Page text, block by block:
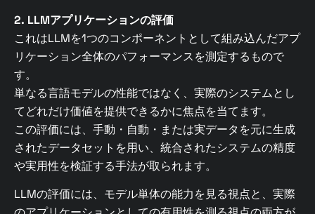
2. LLMアプリケーションの評価
これはLLMを1つのコンポーネントとして組み込んだアプ
リケーション全体のパフォーマンスを測定するもので
す。
単なる言語モデルの性能ではなく、実際のシステムとし
てどれだけ価値を提供できるかに焦点を当てます。
この評価には、手動・自動・または実データを元に生成
されたデータセットを用い、統合されたシステムの精度
や実用性を検証する手法が取られます。
LLMの評価には、モデル単体の能力を見る視点と、実際